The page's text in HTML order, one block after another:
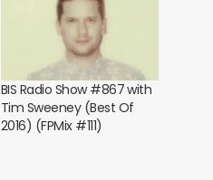
BIS Radio Show #867 with
Tim Sweeney (Best Of
2016) (FPMix #111)